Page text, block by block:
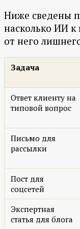
Ниже сведены
насколько ИИ
от него
Задача
Ответ клиенту на
типовой вопрос
Письмо для
рассылки
Пост для
соцсетей
Экспертная
статья для блога